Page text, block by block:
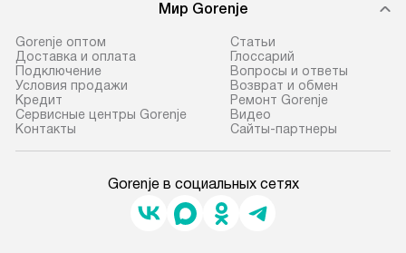
Мир Gorenje
Gorenje оптом
Доставка и оплата
Подключение
Условия продажи
Кредит
Сервисные центры Gorenje
Контакты
Cтатьи
Глоссарий
Вопросы и ответы
Возврат и обмен
Ремонт Gorenje
Видео
Сайты-партнеры
Gorenje в социальных сетях